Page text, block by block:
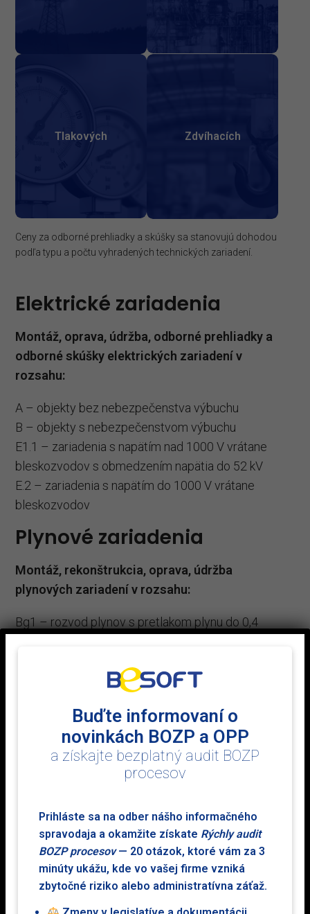
Tlakových Zdvíhacích
Ceny za odborné prehliadky a skúšky sa stanovujú dohodou
podľa typu a počtu vyhradených technických zariadení.
Elektrické zariadenia
Montáž, oprava, údržba, odborné prehliadky a
odborné skúšky elektrických zariadení v
rozsahu:
A – objekty bez nebezpečenstva výbuchu
B – objekty s nebezpečenstvom výbuchu
E1.1 – zariadenia s napätím nad 1000 V vrátane
bleskozvodov s obmedzením napätia do 52 kV
E.2 – zariadenia s napätím do 1000 V vrátane
bleskozvodov
Plynové zariadenia
Montáž, rekonštrukcia, oprava, údržba
plynových zariadení v rozsahu:
Bg1 – rozvod plynov s pretlakom plynu do 0,4
5 kW do 0,5 MW
Bh2 – spotrebu plynov spaľovaním s výkonom od
5 kW do 50 kW
plynových zariadení v rozsahu:
Af – znižovanie tlaku plynu
Ag1 – rozvod plynov
Ag2 – plynovody z nekovových materiálov
Buďte informovaní o
novinkách BOZP a OPP
a získajte bezplatný audit BOZP
procesov
Prihláste sa na odber nášho informačného
spravodaja a okamžite získate Rýchly audit
BOZP procesov— 20 otázok, ktoré vám za 3
minúty ukážu, kde vo vašej firme vzniká
zbytočné riziko alebo administratívna záťaž.
×